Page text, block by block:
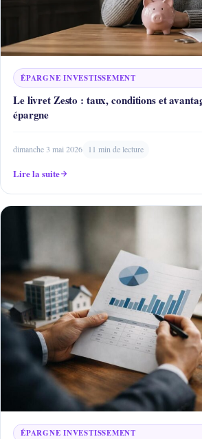
ÉPARGNE INVESTISSEMENT
Le livret Zesto : taux, conditions et
épargne
dimanche 3 mai 2026 11 min de lecture
Lire la suite
ÉPARGNE INVESTISSEMENT